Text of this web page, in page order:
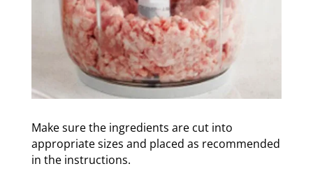
Make sure the ingredients are cut into
appropriate sizes and placed as recommended
in the instructions.